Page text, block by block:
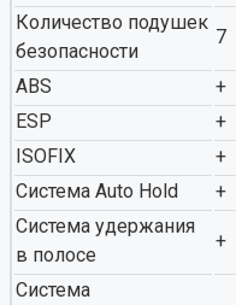
Количество подушек
безопасности
7
ABS +
ESP
+
ISOFIX
+
Система Auto Hold
+
Система удержания
в полосе
+
Система